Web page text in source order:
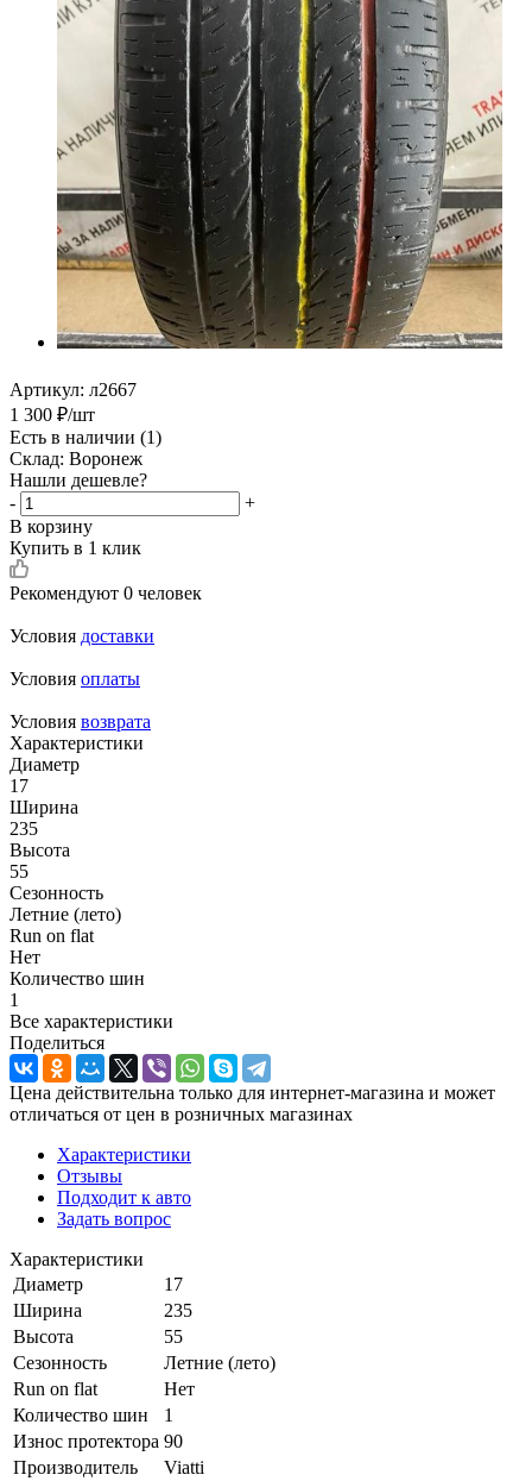
Артикул: л2667
1 300 ₽/шт
Есть в наличии (1)
Склад: Воронеж
Нашли дешевле?
-
+
В корзину
Купить в 1 клик
Рекомендуют 0 человек
Условия доставки
Условия оплаты
Условия возврата
Характеристики
Диаметр
17
Ширина
235
Высота
55
Сезонность
Летние (лето)
Run on flat
Нет
Количество шин
1
Все характеристики
Поделиться
Цена действительна только для интернет-магазина и может
отличаться от цен в розничных магазинах
Характеристики
Отзывы
Подходит к авто
Задать вопрос
Характеристики
Диаметр
17
Ширина
235
Высота
55
Сезонность
Летние (лето)
Run on flat
Нет
Количество шин
1
Износ протектора 90
Производитель
Viatti